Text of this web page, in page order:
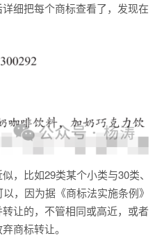
细把每个商标查看了，发现在
，比如29类某个小类与30类、
，因为据《商标法实施条例》
让的，不管相同或高近，或者
商标转让。